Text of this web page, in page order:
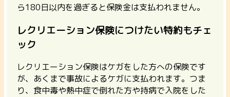
ら180日以内を過ぎると保険金は支払われません。
レクリエーション保険につけたい特約もチェ
ック
レクリエーション保険はケガをした方への保険です
が、あくまで事故によるケガに支払われます。つま
り、 食中毒や熱中症で倒れた方や持病で入院をした